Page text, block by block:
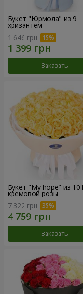
Букет "Юрмола" из 9
хризантем
1 646 грн
Заказать
Букет "My hope" из 101
кремовой розы
7 322 грн
Заказать